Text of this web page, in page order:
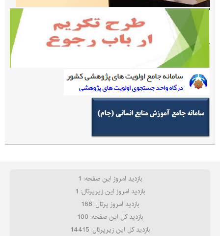
بازدید امروز این صفحه: 1
بازدید امروز این زیرپرتال: 1
بازدید امروز پرتال: 168
بازدید کل این صفحه: 100
بازدید کل این زیرپرتال: 14415